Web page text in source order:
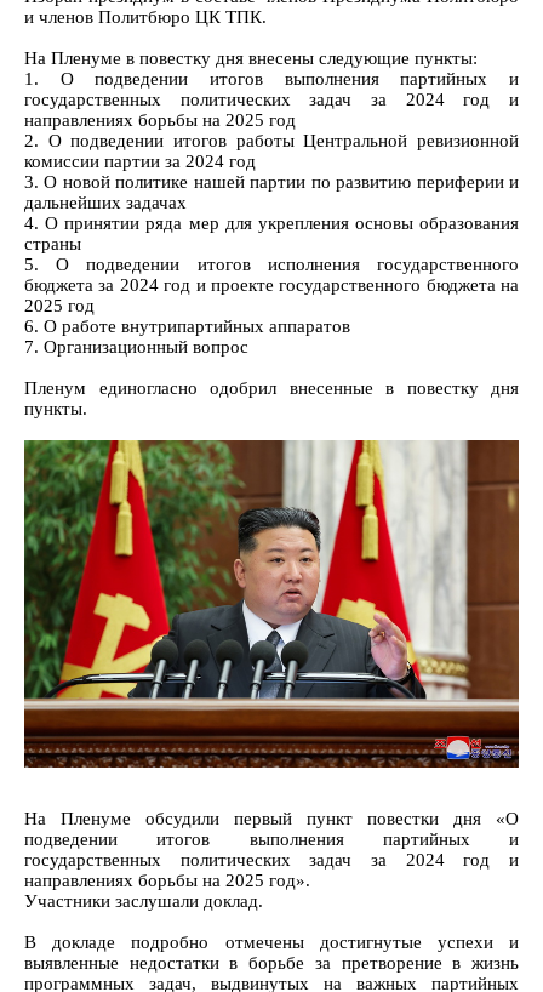
и членов Политбюро ЦК ТПК.
На Пленуме в повестку дня внесены следующие пункты:
1. О подведении итогов выполнения партийных и
государственных политических задач за 2024 год и
направлениях борьбы на 2025 год
2. О подведении итогов работы Центральной ревизионной
комиссии партии за 2024 год
3. О новой политике нашей партии по развитию периферии и
дальнейших задачах
4. О принятии ряда мер для укрепления основы образования
страны
5. О подведении итогов исполнения государственного
бюджета за 2024 год и проекте государственного бюджета на
2025 год
6. О работе внутрипартийных аппаратов
7. Организационный вопрос
Пленум единогласно одобрил внесенные в повестку дня
пункты.
На Пленуме обсудили первый пункт повестки дня «О
подведении итогов выполнения партийных и
государственных политических задач за 2024 год и
направлениях борьбы на 2025 год».
Участники заслушали доклад.
В докладе подробно отмечены достигнутые успехи и
выявленные недостатки в борьбе за претворение в жизнь
программных задач, выдвинутых на важных партийных